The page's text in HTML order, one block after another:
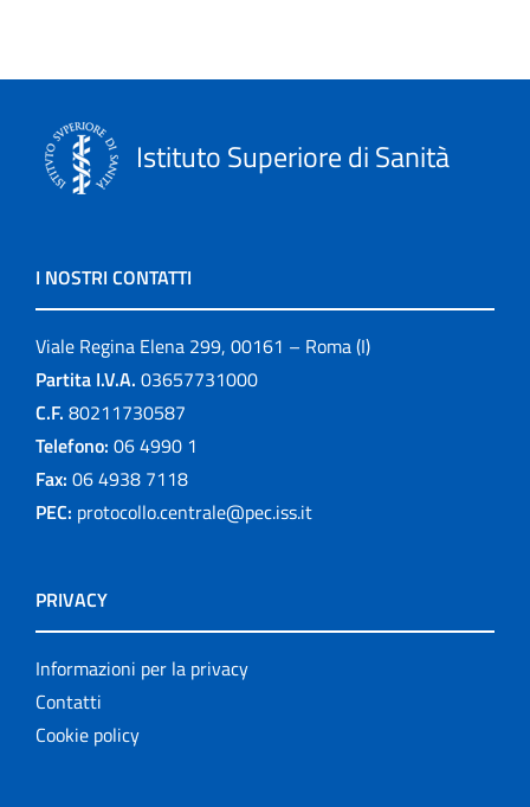
Istituto Superiore di Sanità
I NOSTRI CONTATTI
Viale Regina Elena 299, 00161 – Roma (I)
Partita I.V.A. 03657731000
C.F. 80211730587
Telefono: 06 4990 1
Fax: 06 4938 7118
PEC: protocollo.centrale@pec.iss.it
PRIVACY
Informazioni per la privacy
Contatti
Cookie policy